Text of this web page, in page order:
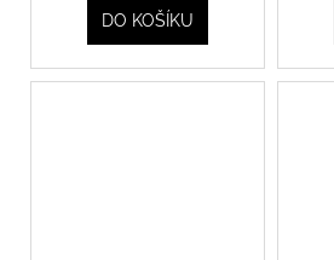
DO KOŠÍKU